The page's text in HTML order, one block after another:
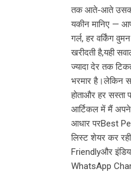
तक आते-आते उसकी
यकीन मानिए —
गर्ल, हर वर्किंग
खरीदती है,यही
ज्यादा देर तक
भरमार है।लेकिन
होताऔर हर सस्ता
आर्टिकल में मैं
आधार परBest
लिस्ट शेयर कर
Friendlyऔर
WhatsApp